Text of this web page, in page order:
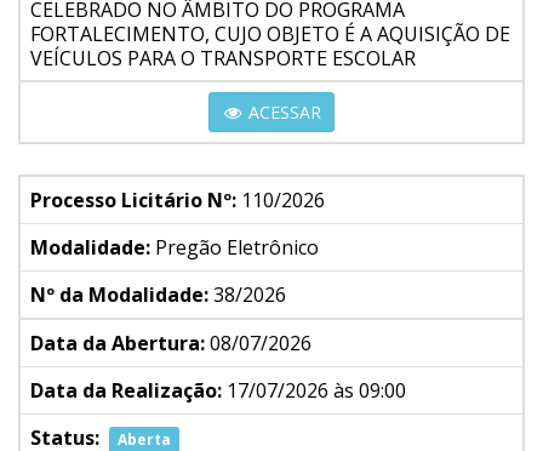
CELEBRADO NO ÂMBITO DO PROGRAMA
FORTALECIMENTO, CUJO OBJETO É A AQUISIÇÃO DE
VEÍCULOS PARA O TRANSPORTE ESCOLAR
ACESSAR
Processo Licitário Nº: 110/2026
Modalidade: Pregão Eletrônico
Nº da Modalidade:38/2026
Data da Abertura:08/07/2026
Data da Realização: 17/07/2026 às 09:00
Status:
Aberta